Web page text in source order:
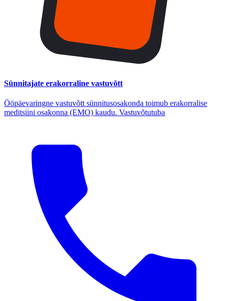
Sünnitajate erakorraline vastuvõtt
Ööpäevaringne vastuvõtt sünnitusosakonda toimub erakorralise
meditsiini osakonna (EMO) kaudu. Vastuvõtutuba